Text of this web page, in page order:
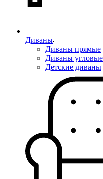
Диваны
Диваны прямые
Диваны угловые
Детские диваны